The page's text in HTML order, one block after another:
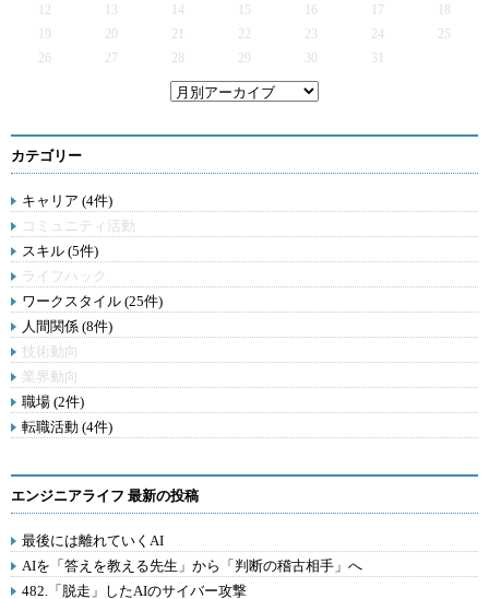
12
13 14 15 16 17
19
20 21 22 23 24
25
26
27 28 29 30 31
カテゴリー
キャリア (4件)
コミュニティ活動
スキル (5件)
ライフハック
ワークスタイル (25件)
人間関係 (8件)
技術動向
業界動向
職場 (2件)
転職活動 (4件)
エンジニアライフ 最新の投稿
最後には離れていくAI
AIを「答えを教える先生」から「判断の稽古相手」へ
482.「脱走」したAIのサイバー攻撃